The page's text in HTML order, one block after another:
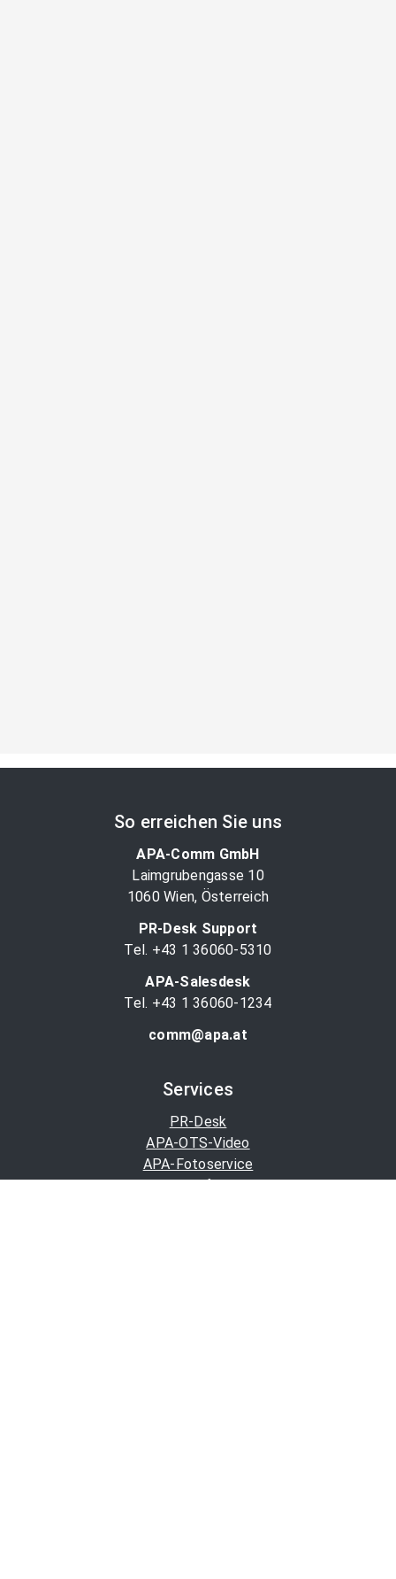
So erreichen Sie uns
APA-Comm GmbH
Laimgrubengasse 10
1060 Wien, Österreich
PR-Desk Support
Tel. +43 1 36060-5310
APA-Salesdesk
Tel. +43 1 36060-1234
comm@apa.at
Services
PR-Desk
APA-OTS-Video
APA-Fotoservice
Cookie-Präferenzen